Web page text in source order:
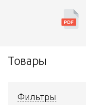
Товары
Фильтры